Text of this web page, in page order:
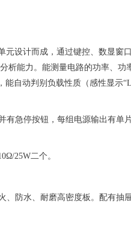
元设计而成，通过键控、数显窗
析能力。能测量电路的功率、
自动判别负载性质（感性显示
有急停按钮，每组电源输出有单
25W二个。
防水、耐磨高密度板。配有抽